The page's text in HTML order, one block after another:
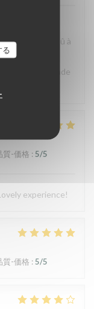
る
violente
sûrement dû à
avarié,
ne recommande
質-価格 : 5/5
experience!
質-価格 :5/5